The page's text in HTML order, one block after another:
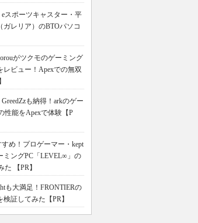
スポーツキャスター・平
レリア）のBTOパソコ
がツクモのゲーミング
レビュー！Apexでの無双
も納得！arkのゲー
性能をApexで体験【P
め！プロゲーマー・kept
ミングPC「LEVEL∞」の
【PR】
も大満足！FRONTIERの
証してみた【PR】